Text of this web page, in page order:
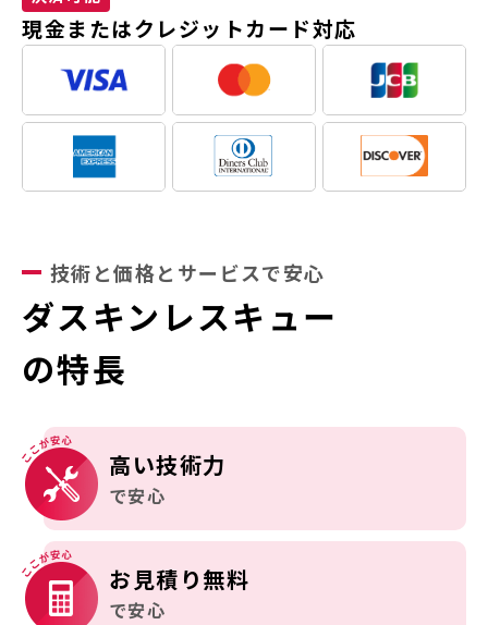
現金またはクレジットカード対応
技術と価格とサービスで安心
ダスキンレスキュー
の特長
高い技術力
で安心
お見積り無料
で安心